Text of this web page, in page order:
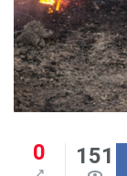
0 151